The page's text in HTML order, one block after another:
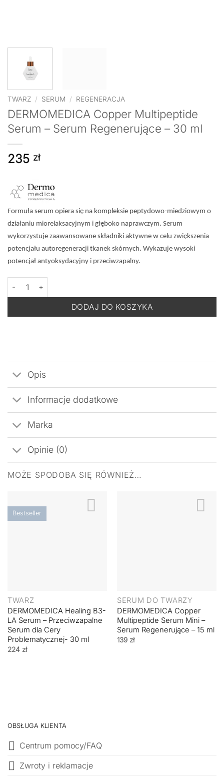
TWARZ / SERUM / REGENERACJA
DERMOMEDICA Copper Multipeptide
Serum – Serum Regenerujące – 30 ml
235 zł
Formuła serum opiera się na kompleksie peptydowo-miedziowym o
działaniu miorelaksacyjnym i głęboko naprawczym. Serum
wykorzystuje zaawansowane składniki aktywne w celu zwiększenia
potencjału autoregeneracji tkanek skórnych. Wykazuje wysoki
potencjał antyoksydacyjny i przeciwzapalny.
ilość DERMOMEDICA Copper Multipeptide Serum - Serum
DODAJ DO KOSZYKA
Opis
Informacje dodatkowe
Marka
Opinie (0)
MOŻE SPODOBA SIĘ RÓWNIEŻ…
Bestseller
TWARZ
DERMOMEDICA Healing B3-
LA Serum – Przeciwzapalne
Serum dla Cery
Problematycznej- 30 ml
224 zł
SERUM DO TWARZY
DERMOMEDICA Copper
Multipeptide Serum Mini –
Serum Regenerujące – 15 ml
139 zł
OBSŁUGA KLIENTA
Centrum pomocy/FAQ
Zwroty i reklamacje